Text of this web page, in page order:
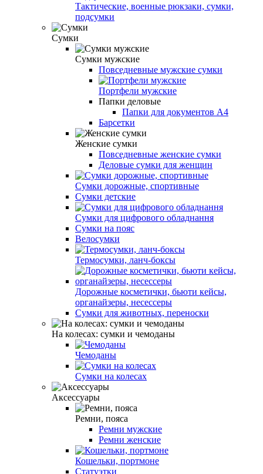
Тактические, военные рюкзаки, сумки,
подсумки
Сумки
Сумки мужские
Повседневные мужские сумки
Портфели мужские
Папки деловые
Папки для документов A4
Барсетки
Женские сумки
Повседневные женские сумки
Деловые сумки для женщин
Сумки дорожные, спортивные
Сумки детские
Сумки для цифрового обладнання
Сумки на пояс
Велосумки
Термосумки, ланч-боксы
Дорожные косметички, бьюти кейсы,
органайзеры, несессеры
Сумки для животных, переноски
На колесах: сумки и чемоданы
Чемоданы
Сумки на колесах
Аксессуары
Ремни, пояса
Ремни мужские
Ремни женские
Кошельки, портмоне
Статуэтки